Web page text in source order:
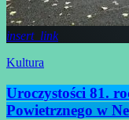
insert_link
Kultura
Uroczystości 81.
Powietrznego w